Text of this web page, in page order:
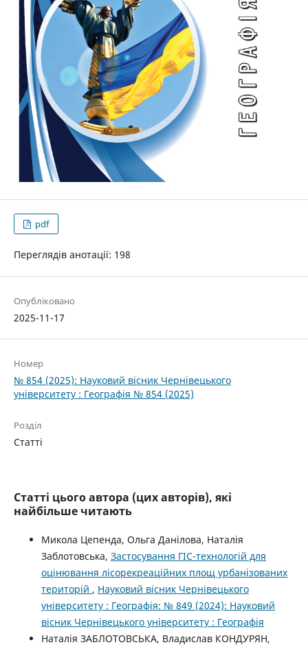
pdf
Переглядів анотації: 198
Опубліковано
2025-11-17
Номер
№ 854 (2025): Науковий вісник Чернівецького
університету : Географія № 854 (2025)
Розділ
Статті
Статті цього автора (цих авторів), які
найбільше читають
Микола Цепенда, Ольга Данілова, Наталія
Заблотовська, Застосування ГІС-технологій для
оцінювання лісорекреаційних площ урбанізованих
територій , Науковий вісник Чернівецького
університету : Географія: № 849 (2024): Науковий
вісник Чернівецького університету : Географія
Наталія ЗАБЛОТОВСЬКА, Владислав КОНДУРЯН,